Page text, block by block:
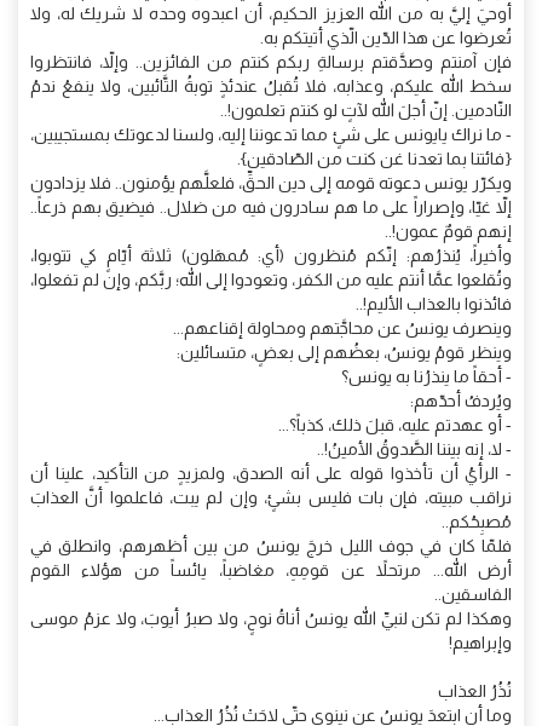
أوحيَ إليَّ به من الله العزيز الحكيم، أن اعبدوه وحده لا شريك له، ولا
تُعرضوا عن هذا الدّين الّذي أتيتكم به.
فإن آمنتم وصدَّقتم برسالةِ ربكم كنتم من الفائزين.. وإلاّ، فانتظروا
سخط الله عليكم، وعذابه، فلا تُقبلُ عندئذٍ توبةُ التَّائبين، ولا ينفعُ ندمُ
النّادمين. إنّ أجلَ الله لآتٍ لو كنتم تعلمون!..
- ما نراك يايونس على شئٍ مما تدعوننا إليه، ولسنا لدعوتك بمستجيبين،
{فائتنا بما تعدنا غن كنت من الصّادقين}.
ويكرّر يونس دعوته قومه إلى دين الحقِّ، فلعلَّهم يؤمنون.. فلا يزدادون
إلاّ غيّا، وإصراراً على ما هم سادرون فيه من ضلال.. فيضيق بهم ذرعاً..
إنهم قومٌ عمون!..
وأخيراً، يُنذرُهم: إنّكم مُنظرون (أي: مُمهَلون) ثلاثة أيّامٍ كي تتوبوا،
وتُقلعوا عمَّا أنتم عليه من الكفر، وتعودوا إلى الله؛ ربَّكم، وإن لم تفعلوا،
فائذنوا بالعذاب الأليم!..
وينصرف يونسُ عن محاجَّتهم ومحاولة إقناعهم...
وينظر قومُ يونسُ، بعضُهم إلى بعضٍ، متسائلين:
- أحقاً ما ينذرُنا به يونس؟
ويُردفُ أحدّهم:
- أو عهدتم عليه، قبلَ ذلك، كذباً؟...
- لا، إنه بيننا الصَّدوقُ الأمينُ!..
- الرأيُ أن تأخذوا قوله على أنه الصدق، ولمزيدٍ من التأكيد، علينا أن
نراقب مبيته، فإن بات فليس بشئٍ، وإن لم يبت، فاعلموا أنَّ العذابَ
مُصبِحُكم..
فلمّا كان في جوف الليل خرجَ يونسُ من بين أظهرهم، وانطلق في
أرض الله... مرتحلاً عن قومِهِ، مغاضباً، يائساً من هؤلاء القوم
الفاسقين..
وهكذا لم تكن لنبيِّ الله يونسُ أناةُ نوحٍ، ولا صبرُ أيوبَ، ولا عزمُ موسى
وإبراهيم!
نُذُرُ العذاب
وما أن ابتعدَ يونسُ عن نينوى حتّى لاحَتْ نُذُرُ العذاب...